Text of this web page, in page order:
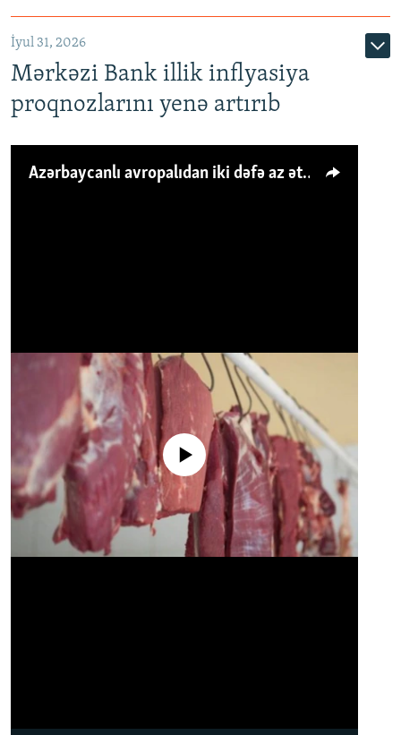
İyul 31, 2026
Mərkəzi Bank illik inflyasiya
proqnozlarını yenə artırıb
Azərbaycanlı avropalıdan iki dəfə az ət yeyir, amma... 'Qiymət artımı qaçılmazdır'
No media source currently available